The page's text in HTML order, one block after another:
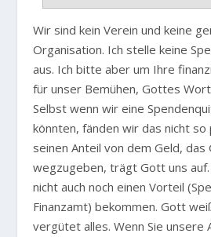
Wir sind kein Verein und keine
Organisation. Ich stelle keine
aus. Ich bitte aber um Ihre
für unser Bemühen, Gottes
Selbst wenn wir eine
könnten, fänden wir das nicht so
seinen Anteil von dem Geld,
wegzugeben, trägt Gott uns
nicht auch noch einen Vorteil
Finanzamt) bekommen. Gott
vergütet alles. Wenn Sie